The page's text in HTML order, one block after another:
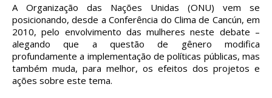
A Organização das Nações Unidas (ONU) vem se
posicionando, desde a Conferência do Clima de Cancún, em
2010, pelo envolvimento das mulheres neste debate –
alegando que a questão de gênero modifica
profundamente a implementação de políticas públicas, mas
também muda, para melhor, os efeitos dos projetos e
ações sobre este tema.